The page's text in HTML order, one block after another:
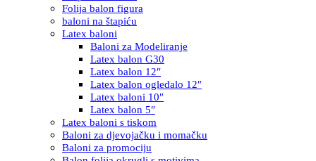
Folija balon figura
baloni na štapiću
Latex baloni
Baloni za Modeliranje
Latex balon G30
Latex balon 12″
Latex balon ogledalo 12″
Latex baloni 10″
Latex balon 5″
Latex baloni s tiskom
Baloni za djevojačku i momačku
Baloni za promociju